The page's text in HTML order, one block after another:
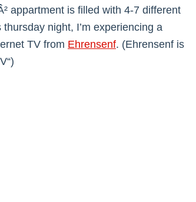
appartment is filled with 4-7 different
night, I’m experiencing a
TV from Ehrensenf. (Ehrensenf is